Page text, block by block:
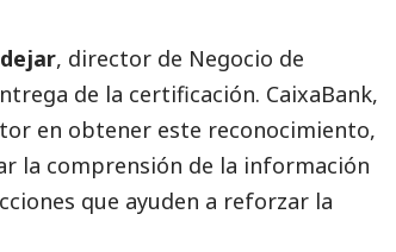
, director de Negocio de
de la certificación. CaixaBank,
en obtener este reconocimiento,
la comprensión de la información
que ayuden a reforzar la